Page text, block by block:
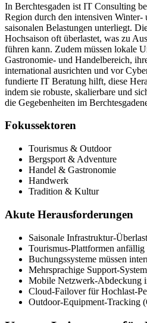
In Berchtesgaden ist IT Consulting
Region durch den intensiven Winter-
saisonalen Belastungen unterliegt.
Hochsaison oft überlastet, was zu
führen kann. Zudem müssen lokale
Gastronomie- und Handelbereich,
international ausrichten und vor
fundierte IT Beratung hilft, diese
indem sie robuste, skalierbare und
die Gegebenheiten im
Fokussektoren
Tourismus & Outdoor
Bergsport & Adventure
Handel & Gastronomie
Handwerk
Tradition & Kultur
Akute Herausforderungen
Saisonale Infrastruktur-
Tourismus-Plattformen
Buchungssysteme müssen
Mehrsprachige Support-
Mobile Netzwerk-Abdeckung
Cloud-Failover für Hochlast-
Outdoor-Equipment-Tracking